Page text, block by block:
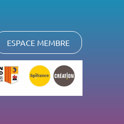
ESPACE MEMBRE